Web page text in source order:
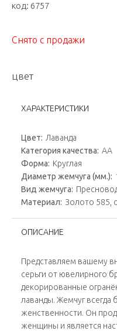
код: 6757
Снято с продажи
цвет
ХАРАКТЕРИСТИКИ
Цвет: Лаванда
Категория качества: АА
Форма: Круглая
Диаметр жемчуга (мм.):
Вид жемчуга:
Материал: Золото 585,
ОПИСАНИЕ
Представляем вашему
серьги от ювелирного
декорированные
лаванды. Жемчуг
женственности. Он
женщины и является